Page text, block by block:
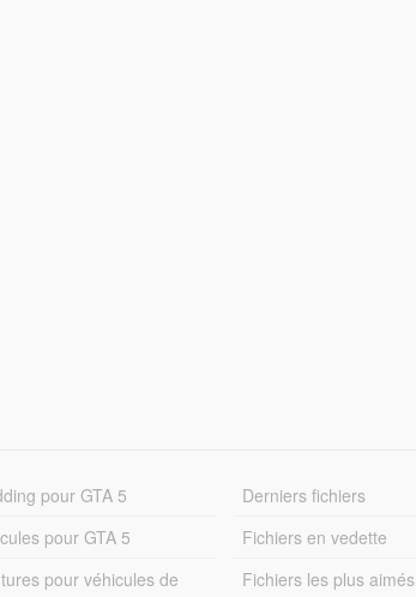
pour GTA 5
pour GTA 5
pour véhicules de
Derniers fichiers
Fichiers en vedette
Fichiers les plus aimés